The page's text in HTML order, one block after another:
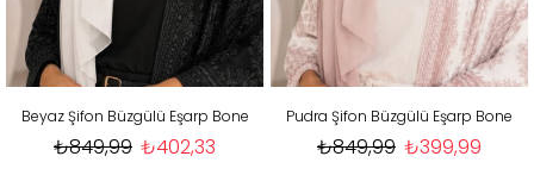
Beyaz Şifon Büzgülü Eşarp Bone
₺402,33
₺849,99
Pudra Şifon Büzgülü Eşarp Bone
₺399,99
₺849,99